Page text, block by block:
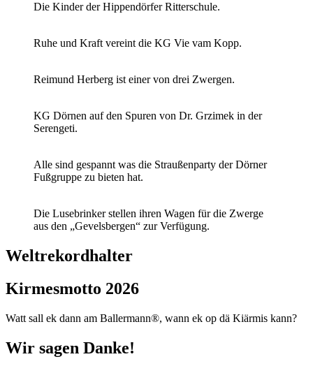
Die Kinder der Hippendörfer Ritterschule.
Ruhe und Kraft vereint die KG Vie vam Kopp.
Reimund Herberg ist einer von drei Zwergen.
KG Dörnen auf den Spuren von Dr. Grzimek in der
Serengeti.
Alle sind gespannt was die Straußenparty der Dörner
Fußgruppe zu bieten hat.
Die Lusebrinker stellen ihren Wagen für die Zwerge
aus den „Gevelsbergen“ zur Verfügung.
Weltrekordhalter
Kirmesmotto 2026
Watt sall ek dann am Ballermann®, wann ek op dä Kiärmis kann?
Wir sagen Danke!